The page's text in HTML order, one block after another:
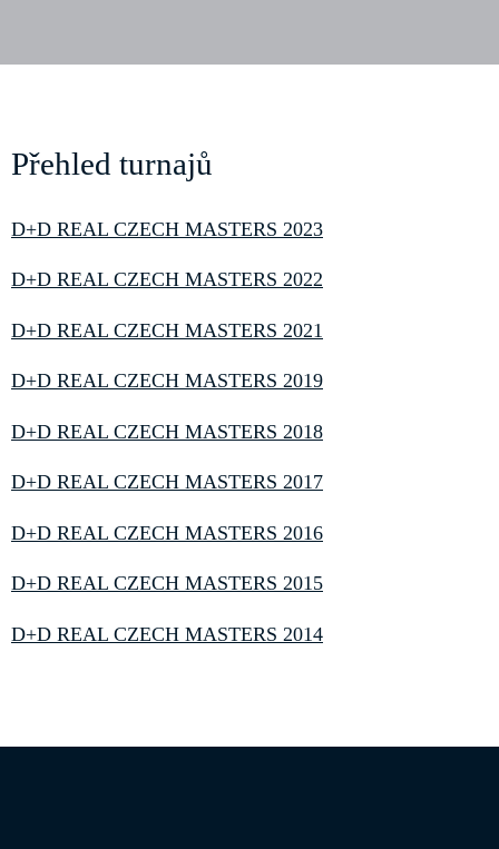
Přehled turnajů
D+D REAL CZECH MASTERS 2023
D+D REAL CZECH MASTERS 2022
D+D REAL CZECH MASTERS 2021
D+D REAL CZECH MASTERS 2019
D+D REAL CZECH MASTERS 2018
D+D REAL CZECH MASTERS 2017
D+D REAL CZECH MASTERS 2016
D+D REAL CZECH MASTERS 2015
D+D REAL CZECH MASTERS 2014